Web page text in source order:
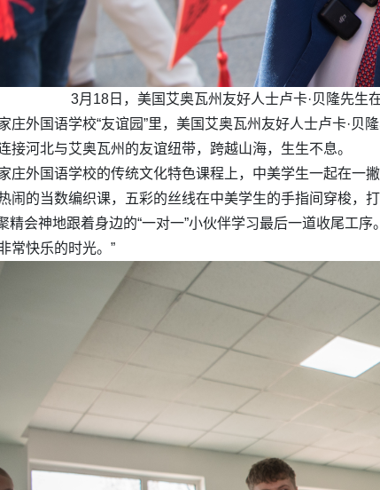
3月18日，美国艾奥瓦州友好人士卢卡·贝隆先生
庄外国语学校“友谊园”里，美国艾奥瓦州友好人士卢卡·
接河北与艾奥瓦州的友谊纽带，跨越山海，生生不息。
庄外国语学校的传统文化特色课程上，中美学生一起在一
闹的当数编织课，五彩的丝线在中美学生的手指间穿梭，
精会神地跟着身边的“一对一”小伙伴学习最后一道收尾工
常快乐的时光。”